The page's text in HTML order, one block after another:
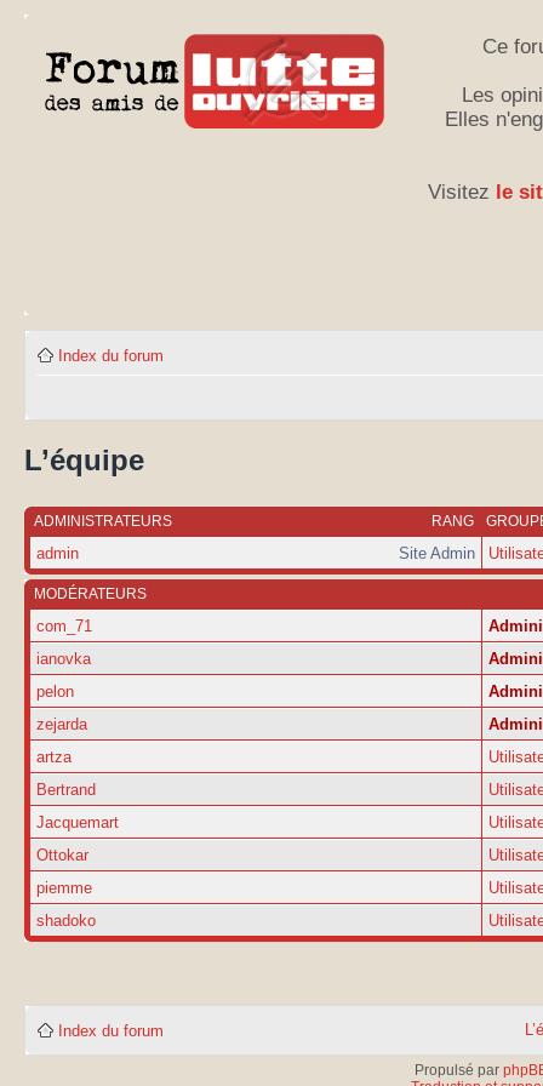
Ce
Les
Elles
Visitez le
Index du forum
L’équipe
RANG
ADMINISTRATEURS
Site Admin
admin
MODÉRATEURS
com_71
ianovka
pelon
zejarda
artza
Bertrand
Jacquemart
Ottokar
piemme
shadoko
Index du forum
Propulsé par